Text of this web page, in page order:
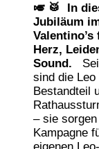
🎺 🥁 In
Jubiläum
Valentino’s
Herz,
Sound.
sind die Leo
Bestandteil
– sie
Kampagne